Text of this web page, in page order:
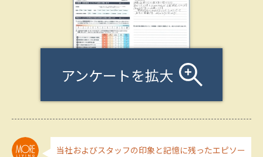
アンケートを拡大
当社およびスタッフの印象と記憶に残ったエピソー